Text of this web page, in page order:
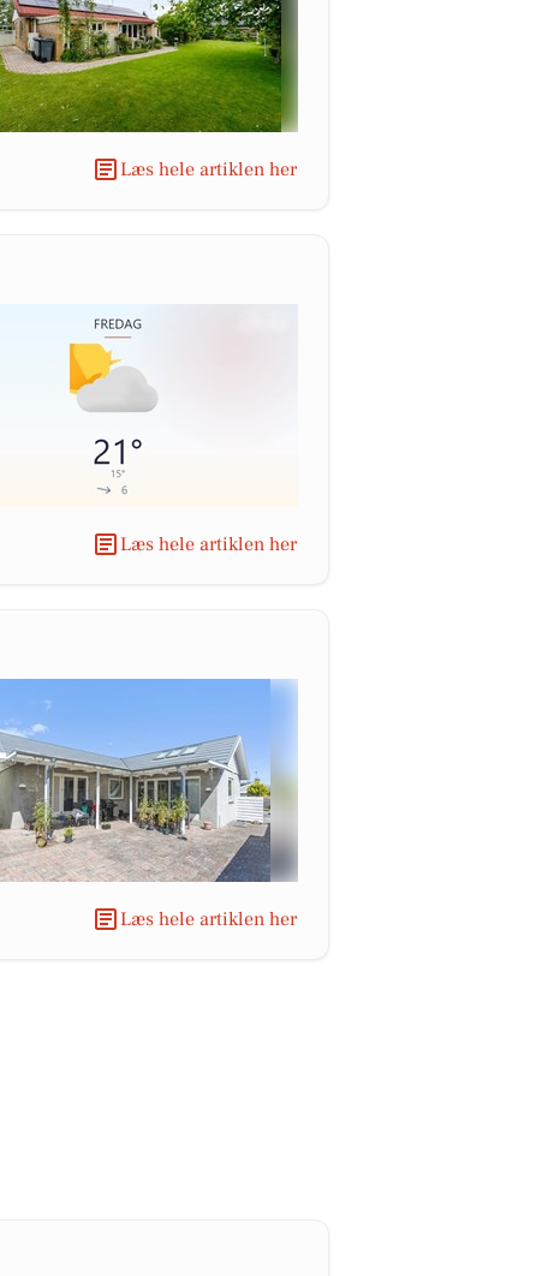
Læs hele artiklen her
Læs hele artiklen her
Læs hele artiklen her